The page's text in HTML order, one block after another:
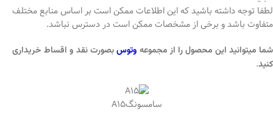
لطفا توجه داشته باشید که این اطلاعات ممکن است بر اساس منابع مختلف
متفاوت باشد و برخی از مشخصات ممکن است در دسترس نباشد.
شما میتوانید این محصول را از مجموعه وتوسبصورت نقد و اقساط خریداری
کنید.
سامسونگA15